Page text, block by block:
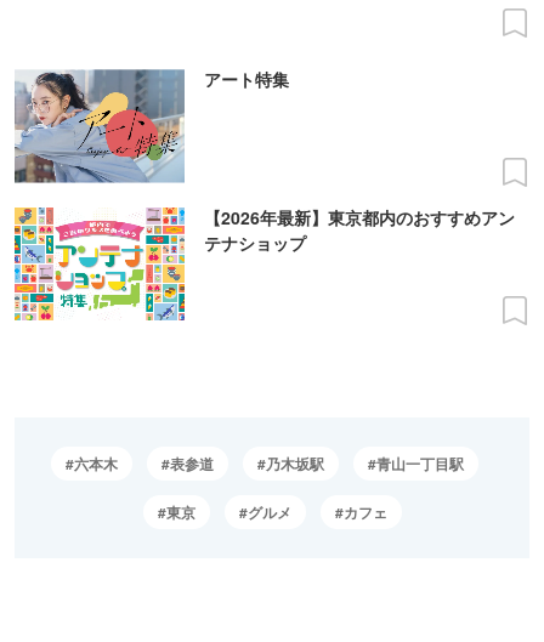
アート特集
【2026年最新】東京都内のおすすめアン
テナショップ
六本木 表参道 乃木坂駅 青山一丁目駅
東京 グルメ カフェ